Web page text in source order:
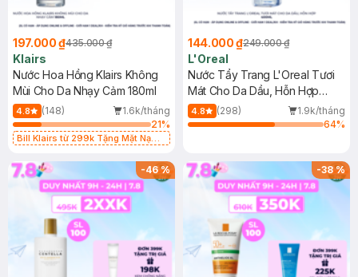
197.000 ₫435.000 ₫
Klairs
Nước Hoa Hồng Klairs Không
Mùi Cho Da Nhạy Cảm 180ml
4.8 (148)
1.6k/tháng
21%
Bill Klairs từ 299k Tặng Mặt Nạ
25ml (SL Có Hạn)
144.000 ₫249.000 ₫
L'Oreal
Nước Tẩy Trang L'Oreal Tươi
Mát Cho Da Dầu, Hỗn Hợp
400ml
4.8 (298)
1.9k/tháng
64%
-46% -38%